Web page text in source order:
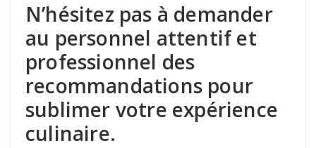
N’hésitez pas à demander
au personnel attentif et
professionnel des
recommandations pour
sublimer votre expérience
culinaire.